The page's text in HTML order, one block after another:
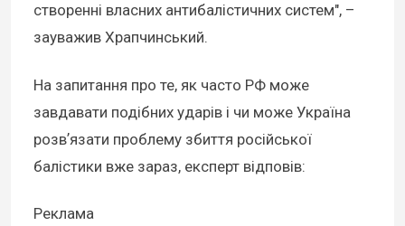
створенні власних антибалістичних систем", –
зауважив Храпчинський.
На запитання про те, як часто РФ може
завдавати подібних ударів і чи може Україна
розвʼязати проблему збиття російської
балістики вже зараз, експерт відповів:
Реклама